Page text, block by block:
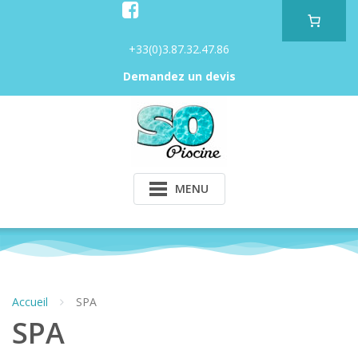
+33(0)3.87.32.47.86
Demandez un devis
MENU
Accueil SPA
SPA